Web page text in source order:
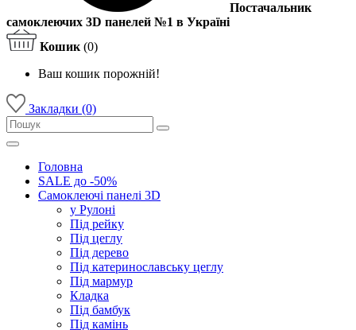
Постачальник
самоклеючих 3D панелей №1 в Україні
Кошик (0)
Ваш кошик порожній!
Закладки (0)
Головна
SALE до -50%
Самоклеючі панелі 3D
у Рулоні
Під рейку
Під цеглу
Під дерево
Під катеринославську цеглу
Під мармур
Кладка
Під бамбук
Під камінь